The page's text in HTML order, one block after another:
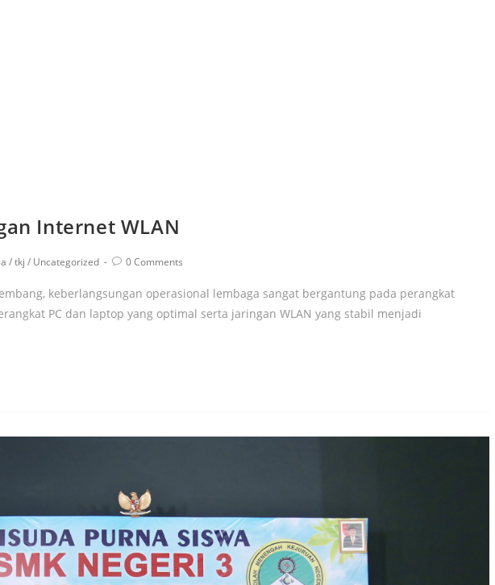
Internet WLAN
/tkj / Uncategorized 0 Comments
keberlangsungan operasional lembaga sangat bergantung pada perangkat
PC dan laptop yang optimal serta jaringan WLAN yang stabil menjadi